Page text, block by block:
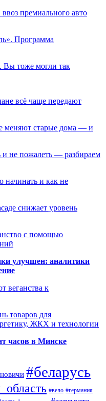
премиального авто
Программа
Вы тоже могли так
всё чаще передают
меняют старые дома — и
не пожалеть — разбираем
начинать и как не
снижает уровень
с помощью
улучшен: аналитики
веганства к
товаров для
ЖКХ и технологии
часов в Минске
#беларусь
#вело #германия